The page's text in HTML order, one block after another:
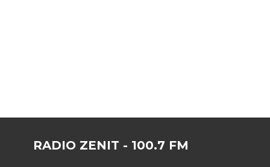
RADIO ZENIT - 100.7 FM